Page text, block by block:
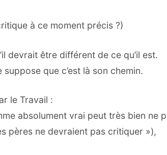
à ce moment précis ?)
devrait être différent de ce qu’il est.
que c’est là son chemin.
le Travail :
absolument vrai peut très bien ne
pères ne devraient pas critiquer »),